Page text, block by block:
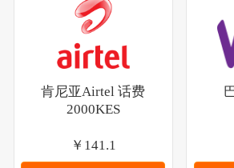
肯尼亚Airtel 话费
2000KES
￥141.1